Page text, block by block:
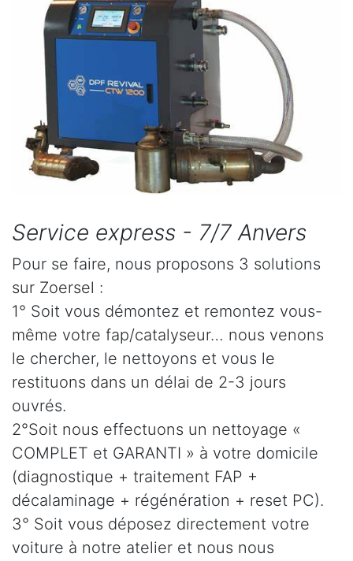
Service express - 7/7 Anvers
Pour se faire, nous proposons 3 solutions
sur Zoersel :
1° Soit vous démontez et remontez vous-
même votre fap/catalyseur… nous venons
le chercher, le nettoyons et vous le
restituons dans un délai de 2-3 jours
ouvrés.
2°Soit nous effectuons un nettoyage «
COMPLET et GARANTI » à votre domicile
(diagnostique + traitement FAP +
décalaminage + régénération + reset PC).
3° Soit vous déposez directement votre
voiture à notre atelier et nous nous